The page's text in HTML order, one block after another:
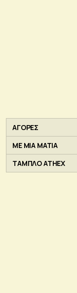
ΑΓΟΡΕΣ
ΜΕ ΜΙΑ ΜΑΤΙΑ
ΤΑΜΠΛΟ ATHEX